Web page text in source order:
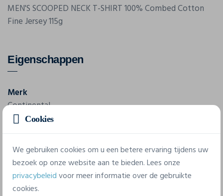
MEN'S SCOOPED NECK T-SHIRT 100% Combed Cotton
Fine Jersey 115g
Eigenschappen
Merk
Continental
4 beschikbare maten
Cookies
We gebruiken cookies om u een betere ervaring tijdens uw
bezoek op onze website aan te bieden. Lees onze
privacybeleidvoor meer informatie over de gebruikte
cookies.